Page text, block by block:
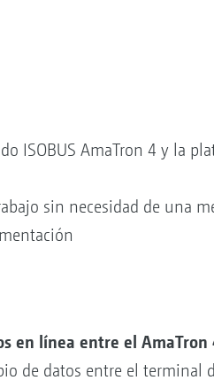
ISOBUS AmaTron 4 y la
sin necesidad de una
en línea entre el
de datos entre el terminal